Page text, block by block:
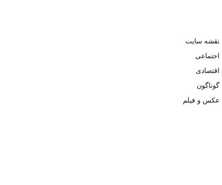
نقشه سایت
اجتماعی
اقتصادی
گوناگون
عکس و فیلم